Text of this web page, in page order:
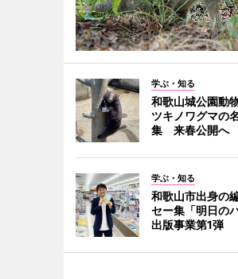
学ぶ・知る
和歌山城公園動
ツキノワグマの
集 来春公開へ
学ぶ・知る
和歌山市出身の
セー集「明日の
出版事業第1弾